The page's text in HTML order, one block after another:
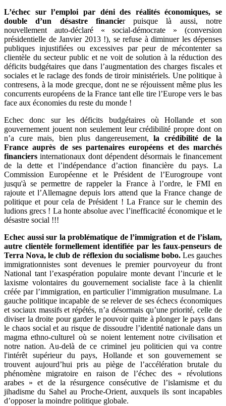
L’échec sur l’emploi par déni des réalités économiques, se
double d’un désastre financier puisque là aussi, notre
nouvellement auto-déclaré « social-démocrate » (conversion
présidentielle de Janvier 2013 !), se refuse à diminuer les dépenses
publiques injustifiées ou excessives par peur de mécontenter sa
clientèle du secteur public et ne voit de solution à la réduction des
déficits budgétaires que dans l’augmentation des charges fiscales et
sociales et le raclage des fonds de tiroir ministériels. Une politique à
contresens, à la mode grecque, dont ne se réjouissent même plus les
concurrents européens de la France tant elle tire l’Europe vers le bas
face aux économies du reste du monde !
Echec donc sur les déficits budgétaires où Hollande et son
gouvernement jouent non seulement leur crédibilité propre dont on
n’a cure mais, bien plus dangereusement,la crédibilité de la
France auprès de ses partenaires européens et des marchés
financiersinternationaux dont dépendent désormais le financement
de la dette et l’indépendance d’action financière du pays. La
Commission Européenne et le Président de l’Eurogroupe vont
jusqu'à se permettre de rappeler la France à l’ordre, le FMI en
rajoute et l’Allemagne depuis lors attend que la France change de
politique et pour cela de Président ! La France sur le chemin des
ludions grecs ! La honte absolue avec l’inefficacité économique et le
désastre social !!!
Echec aussi sur la problématique de l’immigration et de l’islam,
autre clientèle formellement identifiée par les faux-penseurs de
Terra Nova, le club de réflexion du socialisme bobo. Les gauches
immigrationnistes sont devenues le premier pourvoyeur du front
National tant l’exaspération populaire monte devant l’incurie et le
laxisme volontaires du gouvernement socialiste face à la chienlit
créée par l’immigration, en particulier l’immigration musulmane. La
gauche politique incapable de se relever de ses échecs économiques
et sociaux massifs et répétés, n’a désormais qu’une priorité, celle de
diviser la droite pour garder le pouvoir quitte à plonger le pays dans
le chaos social et au risque de dissoudre l’identité nationale dans un
magma ethno-culturel où se noient lentement notre civilisation et
notre nation. Au-delà de ce criminel jeu politicien qui va contre
l'intérêt supérieur du pays, Hollande et son gouvernement se
trouvent aujourd’hui pris au piège de l’accélération brutale du
phénomène migratoire en raison de l’échec des « révolutions
arabes » et de la résurgence consécutive de l’islamisme et du
jihadisme du Sahel au Proche-Orient, auxquels ils sont incapables
d’opposer la moindre politique globale.